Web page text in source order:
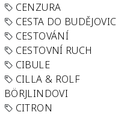
CENZURA
CESTA DO BUDĚJOVIC
CESTOVÁNÍ
CESTOVNÍ RUCH
CIBULE
CILLA & ROLF
BÖRJLINDOVI
CITRON